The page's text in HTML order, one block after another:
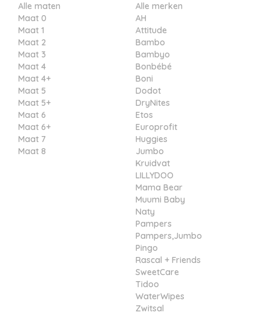
Alle maten
Maat 0
Maat 1
Maat 2
Maat 3
Maat 4
Maat 4+
Maat 5
Maat 5+
Maat 6
Maat 6+
Maat 7
Maat 8
Alle merken
AH
Attitude
Bambo
Bambyo
Bonbébé
Boni
Dodot
DryNites
Etos
Europrofit
Huggies
Jumbo
Kruidvat
LILLYDOO
Mama Bear
Muumi Baby
Naty
Pampers
Pampers,Jumbo
Pingo
Rascal + Friends
SweetCare
Tidoo
WaterWipes
Zwitsal